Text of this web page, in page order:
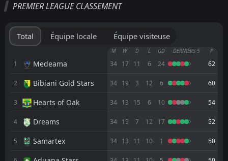
15:00
23
May
17May
Heart of Lions
5
2
FT
10
Heart of Lions
3
15:00
Heart of Lions
15:00
PREMIER LEAGUE CLASSEMENT
Total Équipe locale Équipe visiteuse
M W D L GD DERNIERS 5 P
1 Medeama 34 17 11 6 24 62
2 Bibiani Gold Stars 34 19 3 12 6 60
3 Hearts of Oak 34 13 15 6 10 54
4 Dreams 34 15 7 12 17 52
5 Samartex 34 13 11 10 1 50